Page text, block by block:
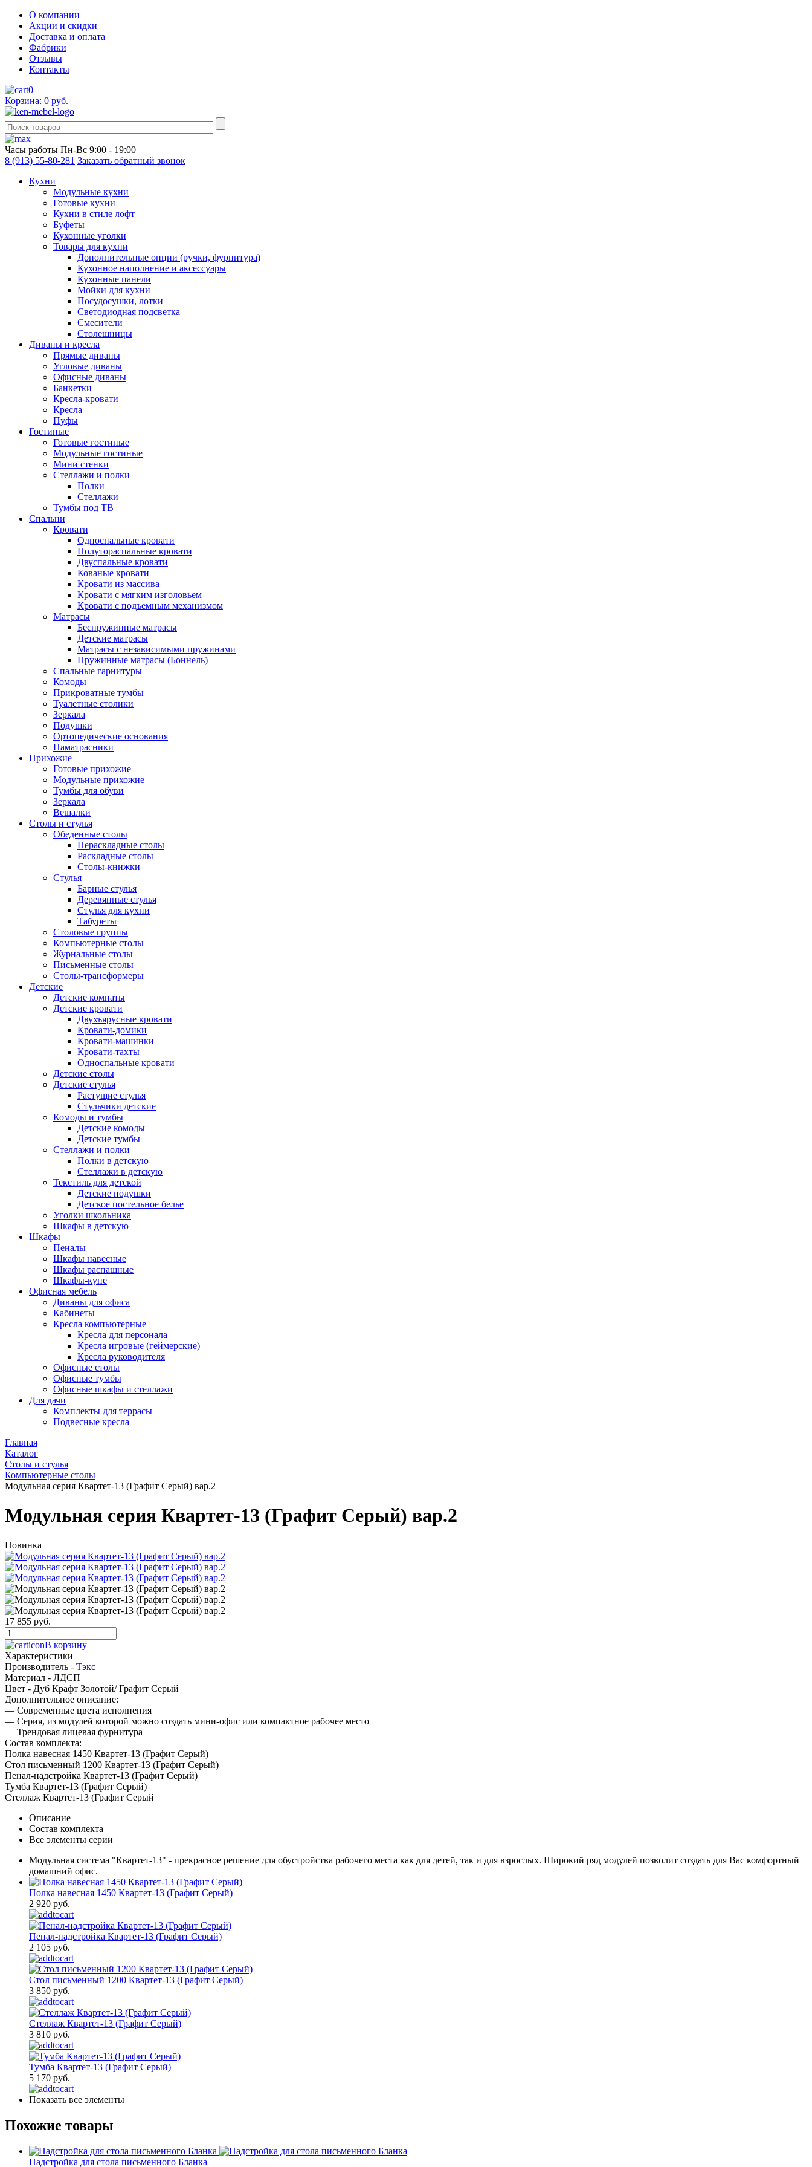
О компании
Акции и скидки
Доставка и оплата
Фабрики
Отзывы
Контакты
0
Корзина: 0 руб.
Часы работы Пн-Вс 9:00 - 19:00
8 (913) 55-80-281 Заказать обратный звонок
Кухни
Модульные кухни
Готовые кухни
Кухни в стиле лофт
Буфеты
Кухонные уголки
Товары для кухни
Дополнительные опции (ручки, фурнитура)
Кухонное наполнение и аксессуары
Кухонные панели
Мойки для кухни
Посудосушки, лотки
Светодиодная подсветка
Смесители
Столешницы
Диваны и кресла
Прямые диваны
Угловые диваны
Офисные диваны
Банкетки
Кресла-кровати
Кресла
Пуфы
Гостиные
Готовые гостиные
Модульные гостиные
Мини стенки
Стеллажи и полки
Полки
Стеллажи
Тумбы под ТВ
Спальни
Кровати
Односпальные кровати
Полутораспальные кровати
Двуспальные кровати
Кованые кровати
Кровати из массива
Кровати с мягким изголовьем
Кровати с подъемным механизмом
Матрасы
Беспружинные матрасы
Детские матрасы
Матрасы с независимыми пружинами
Пружинные матрасы (Боннель)
Спальные гарнитуры
Комоды
Прикроватные тумбы
Туалетные столики
Зеркала
Подушки
Ортопедические основания
Наматрасники
Прихожие
Готовые прихожие
Модульные прихожие
Тумбы для обуви
Зеркала
Вешалки
Столы и стулья
Обеденные столы
Нераскладные столы
Раскладные столы
Столы-книжки
Стулья
Барные стулья
Деревянные стулья
Стулья для кухни
Табуреты
Столовые группы
Компьютерные столы
Журнальные столы
Письменные столы
Столы-трансформеры
Детские
Детские комнаты
Детские кровати
Двухъярусные кровати
Кровати-домики
Кровати-машинки
Кровати-тахты
Односпальные кровати
Детские столы
Детские стулья
Растущие стулья
Стульчики детские
Комоды и тумбы
Детские комоды
Детские тумбы
Стеллажи и полки
Полки в детскую
Стеллажи в детскую
Текстиль для детской
Детские подушки
Детское постельное белье
Уголки школьника
Шкафы в детскую
Шкафы
Пеналы
Шкафы навесные
Шкафы распашные
Шкафы-купе
Офисная мебель
Диваны для офиса
Кабинеты
Кресла компьютерные
Кресла для персонала
Кресла игровые (геймерские)
Кресла руководителя
Офисные столы
Офисные тумбы
Офисные шкафы и стеллажи
Для дачи
Комплекты для террасы
Подвесные кресла
Главная
Каталог
Столы и стулья
Компьютерные столы
Модульная серия Квартет-13 (Графит Серый) вар.2
Модульная серия Квартет-13 (Графит Серый) вар.2
Новинка
17 855 руб.
В корзину
Характеристики
Производитель - Тэкс
Материал - ЛДСП
Цвет - Дуб Крафт Золотой/ Графит Серый
Дополнительное описание:
— Современные цвета исполнения
— Серия, из модулей которой можно создать мини-офис или компактное рабочее место
— Трендовая лицевая фурнитура
Состав комплекта:
Полка навесная 1450 Квартет-13 (Графит Серый)
Стол письменный 1200 Квартет-13 (Графит Серый)
Пенал-надстройка Квартет-13 (Графит Серый)
Тумба Квартет-13 (Графит Серый)
Стеллаж Квартет-13 (Графит Серый
Описание
Состав комплекта
Все элементы серии
Модульная система "Квартет-13" - прекрасное решение для обустройства рабочего места как для детей, так и для взрослых. Широкий ряд модулей позволит создать для Вас комфортный
домашний офис.
Полка навесная 1450 Квартет-13 (Графит Серый)
2 920 руб.
Пенал-надстройка Квартет-13 (Графит Серый)
2 105 руб.
Стол письменный 1200 Квартет-13 (Графит Серый)
3 850 руб.
Стеллаж Квартет-13 (Графит Серый)
3 810 руб.
Тумба Квартет-13 (Графит Серый)
5 170 руб.
Показать все элементы
Похожие товары
Надстройка для стола письменного Бланка